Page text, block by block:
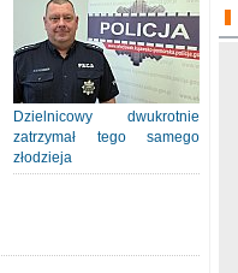
Dzielnicowy dwukrotnie
zatrzymał tego samego
złodzieja